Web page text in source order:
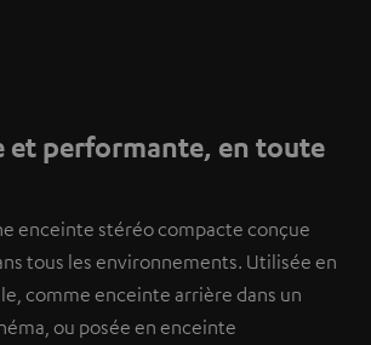
et performante, en toute
enceinte stéréo compacte conçue
tous les environnements. Utilisée en
comme enceinte arrière dans un
ou posée en enceinte